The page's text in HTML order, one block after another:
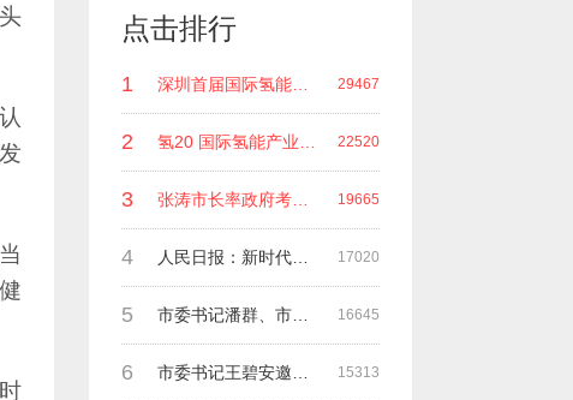
点击排行
1 深圳首届国际氢能领袖峰会 深圳科谷研究院发起主办 在深能源集团成功召开 会上相关单位 研发机构 龙头企业等签约合作 29467
2 22520
3 张涛市长率政府考察团莅临深圳科谷集团指导工作 19665
4 人民日报：新时代中国能源在高质量发展道路上奋勇前进 17020
5 市委书记潘群、市政府副市长张荣海一行莅临考察指导工作 16645
6 15313